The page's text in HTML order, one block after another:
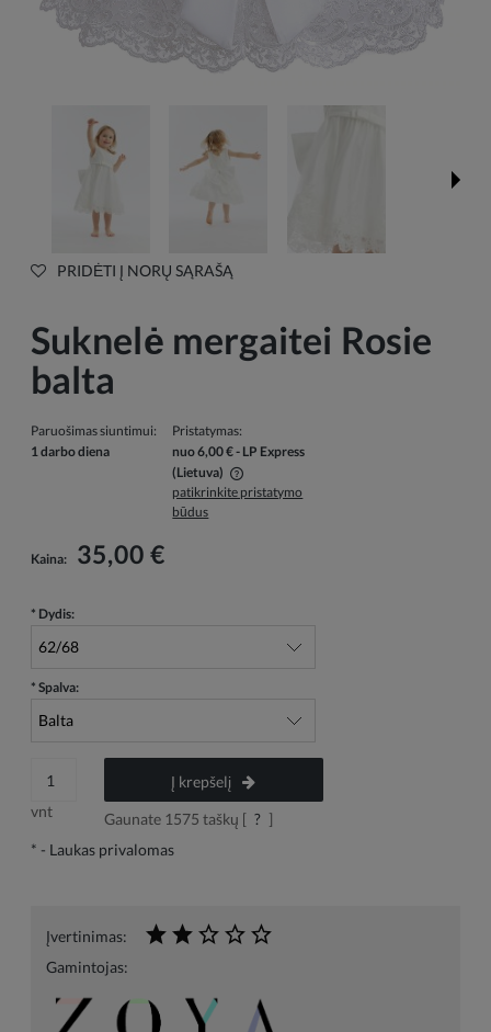
PRIDĖTI Į NORŲ SĄRAŠĄ
Suknelė mergaitei Rosie
balta
Paruošimas siuntimui:
1 darbo diena
Pristatymas:
nuo 6,00 €- LP Express
(Lietuva)
Į kainą neįskaičiuotos galimos mokėjimo išlaidos
patikrinkite pristatymo
būdus
Kaina: 35,00 €
* Dydis:
* Spalva:
vnt
Į krepšelį
Gaunate 1575 taškų [ ? ]
* - Laukas privalomas
Įvertinimas:
Gamintojas: